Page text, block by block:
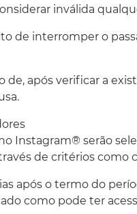
inválida
de interromper o
de, após verificar a
Instagram® serão
de critérios
após o termo do
como pode ter